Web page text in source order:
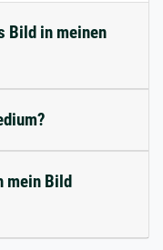
Bild in meinen
mein Bild